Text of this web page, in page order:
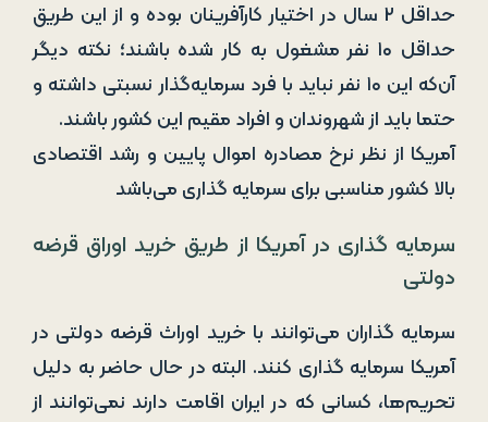
حداقل ۲ سال در اختیار کارآفرینان بوده و از این طریق
حداقل ۱۰ نفر مشغول به کار شده باشند؛ نکته دیگر
آن‌که این ۱۰ نفر نباید با فرد سرمایه‌گذار نسبتی داشته و
حتما باید از شهروندان و افراد مقیم این کشور باشند.
آمریکا از نظر نرخ مصادره اموال پایین و رشد اقتصادی
بالا کشور مناسبی برای سرمایه‌ گذاری می‌باشد
سرمایه ‌گذاری در آمریکا از طریق خرید اوراق قرضه
دولتی
سرمایه ‌گذاران می‌توانند با خرید اوراث قرضه دولتی در
آمریکا سرمایه‌ گذاری کنند. البته در حال حاضر به دلیل
تحریم‌ها، کسانی که در ایران اقامت دارند نمی‌توانند از